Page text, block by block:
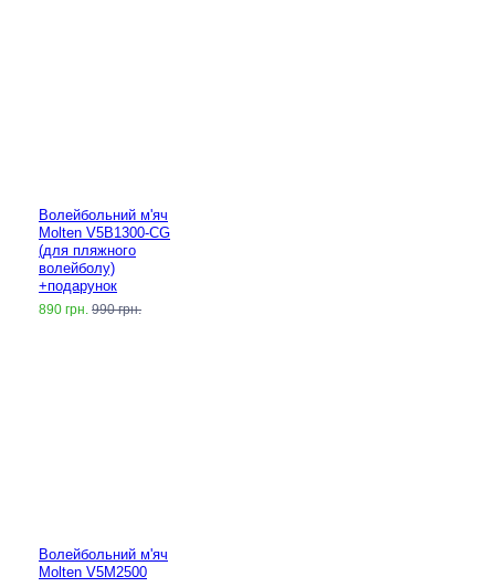
Волейбольний м'яч
Molten V5B1300-CG
(для пляжного
волейболу)
+подарунок
890 грн. 990 грн.
Волейбольний м'яч
Molten V5M2500